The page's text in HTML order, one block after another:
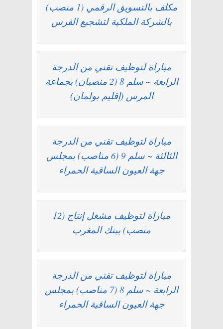
مكلف بالتسويق الرقمي (1 منصب)
بالشركة الملكية لتشجيع الفرس
مباراة لتوظيف تقني من الدرجة
الرابعة ~ سلم 8 (2 منصبان) بجماعة
المرس (إقليم بولمان)
مباراة لتوظيف تقني من الدرجة
الثالثة ~ سلم 9 (6 مناصب) بمجلس
جهة العيون الساقية الحمراء
مباراة لتوظيف مشغل إنتاج (12
منصب) ببنك المغرب
مباراة لتوظيف تقني من الدرجة
الرابعة ~ سلم 8 (7 مناصب) بمجلس
جهة العيون الساقية الحمراء